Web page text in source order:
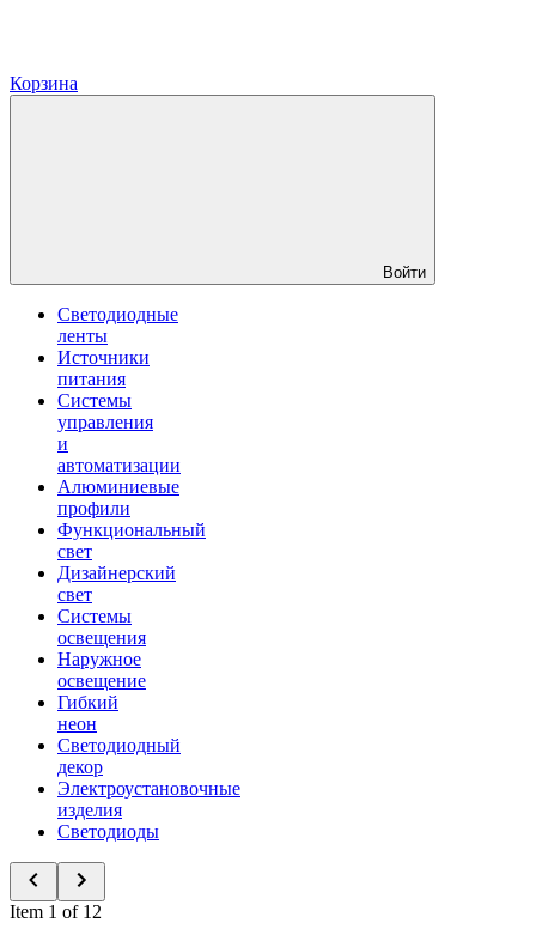
Корзина
Войти
Светодиодные
ленты
Источники
питания
Системы
управления
и
автоматизации
Алюминиевые
профили
Функциональный
свет
Дизайнерский
свет
Системы
освещения
Наружное
освещение
Гибкий
неон
Светодиодный
декор
Электроустановочные
изделия
Светодиоды
Item 1 of 12